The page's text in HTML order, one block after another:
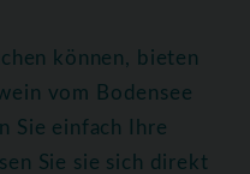
können, bieten
vom Bodensee
Sie einfach Ihre
Sie sie sich direkt